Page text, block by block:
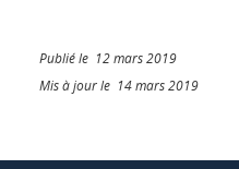
Publié le 12 mars 2019
Mis à jour le 14 mars 2019